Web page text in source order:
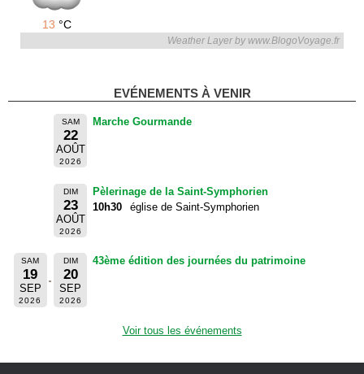
13 °C
Weather Layer by www.BlogoVoyage.fr
EVÉNEMENTS À VENIR
SAM
22
AOÛT
2026
Marche Gourmande
DIM
23
AOÛT
2026
Pèlerinage de la Saint-Symphorien
10h30
église de Saint-Symphorien
SAM
19
SEP
2026
DIM
20
SEP
2026
43ème édition des journées du patrimoine
Voir tous les événements